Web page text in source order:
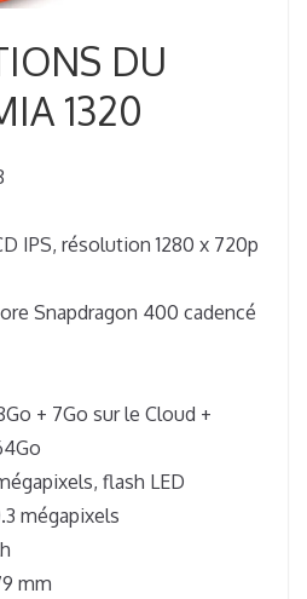
DU
1320
IPS, résolution 1280 x 720p
Snapdragon 400 cadencé
+ 7Go sur le Cloud +
flash LED
mégapixels
mm